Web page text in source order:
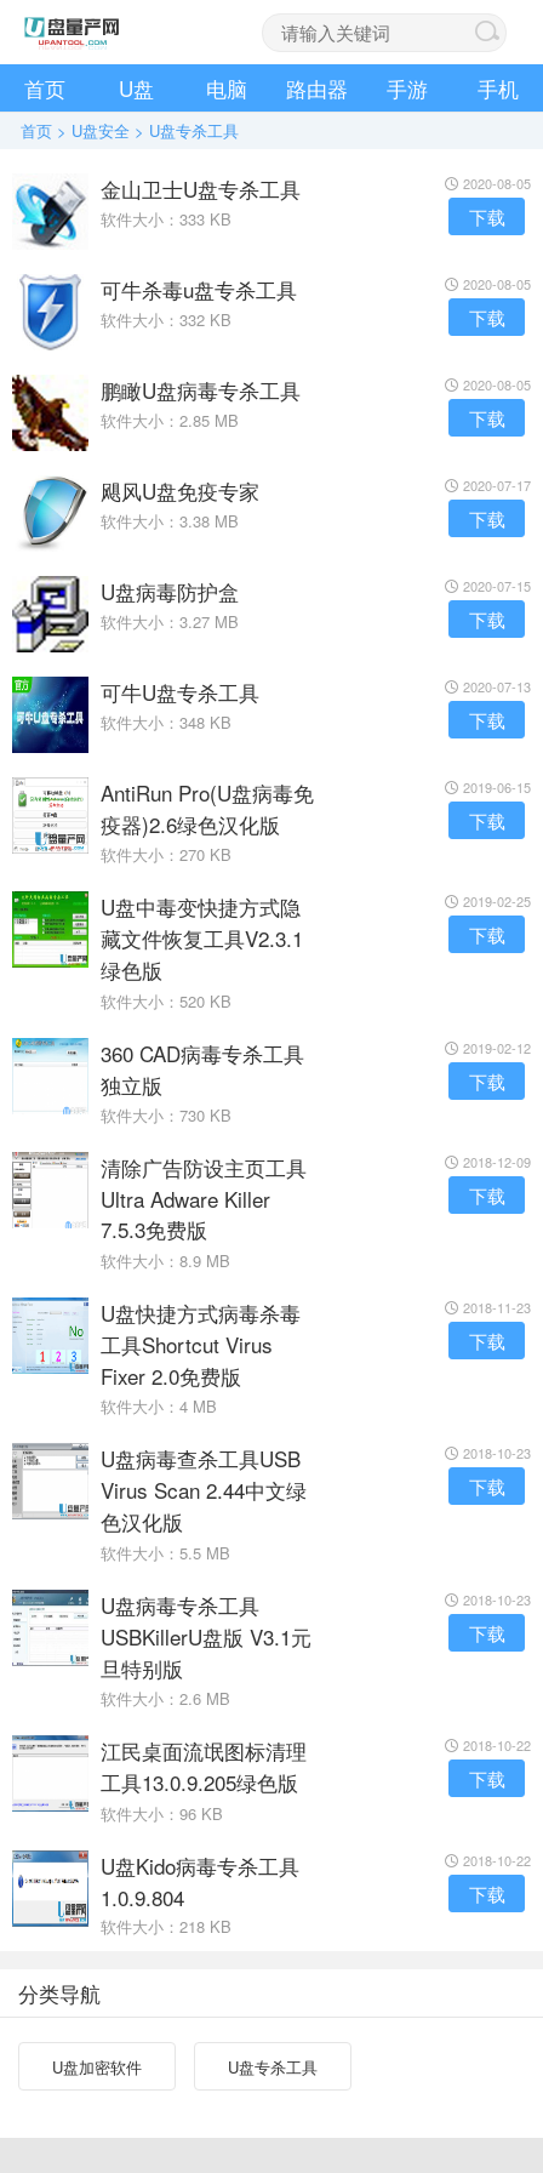
首页 U盘 电脑 路由器 手游 手机
首页 > U盘安全 > U盘专杀工具
金山卫士U盘专杀工具
软件大小：333 KB
2020-08-05
下载
可牛杀毒u盘专杀工具
软件大小：332 KB
2020-08-05
下载
鹏瞰U盘病毒专杀工具
软件大小：2.85 MB
2020-08-05
下载
飓风U盘免疫专家
软件大小：3.38 MB
2020-07-17
下载
U盘病毒防护盒
软件大小：3.27 MB
2020-07-15
下载
可牛U盘专杀工具
软件大小：348 KB
2020-07-13
下载
AntiRun Pro(U盘病毒免
疫器)2.6绿色汉化版
软件大小：270 KB
2019-06-15
下载
U盘中毒变快捷方式隐
藏文件恢复工具V2.3.1
绿色版
软件大小：520 KB
2019-02-25
下载
360 CAD病毒专杀工具
独立版
软件大小：730 KB
2019-02-12
下载
清除广告防设主页工具
Ultra Adware Killer
7.5.3免费版
软件大小：8.9 MB
2018-12-09
下载
U盘快捷方式病毒杀毒
工具Shortcut Virus
Fixer 2.0免费版
软件大小：4 MB
2018-11-23
下载
U盘病毒查杀工具USB
Virus Scan 2.44中文绿
色汉化版
软件大小：5.5 MB
2018-10-23
下载
U盘病毒专杀工具
USBKillerU盘版 V3.1元
旦特别版
软件大小：2.6 MB
2018-10-23
下载
江民桌面流氓图标清理
工具13.0.9.205绿色版
软件大小：96 KB
2018-10-22
下载
U盘Kido病毒专杀工具
1.0.9.804
软件大小：218 KB
2018-10-22
下载
分类导航
U盘加密软件 U盘专杀工具